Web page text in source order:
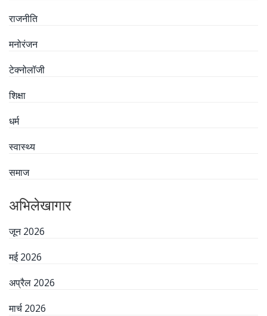
राजनीति
मनोरंजन
टेक्नोलॉजी
शिक्षा
धर्म
स्वास्थ्य
समाज
अभिलेखागार
जून 2026
मई 2026
अप्रैल 2026
मार्च 2026